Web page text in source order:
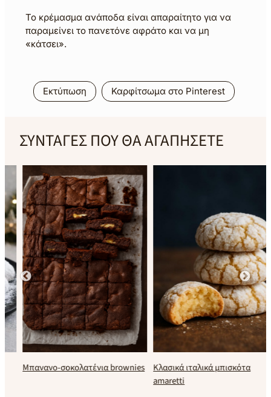
Το κρέμασμα ανάποδα είναι απαραίτητο για να
παραμείνει το πανετόνε αφράτο και να μη
«κάτσει».
Εκτύπωση Καρφίτσωμα στο Pinterest
ΣΥΝΤΑΓΕΣ ΠΟΥ ΘΑ ΑΓΑΠΗΣΕΤΕ
Μπανανο-σοκολατένια brownies
Κλασικά ιταλικά μπισκότα
amaretti